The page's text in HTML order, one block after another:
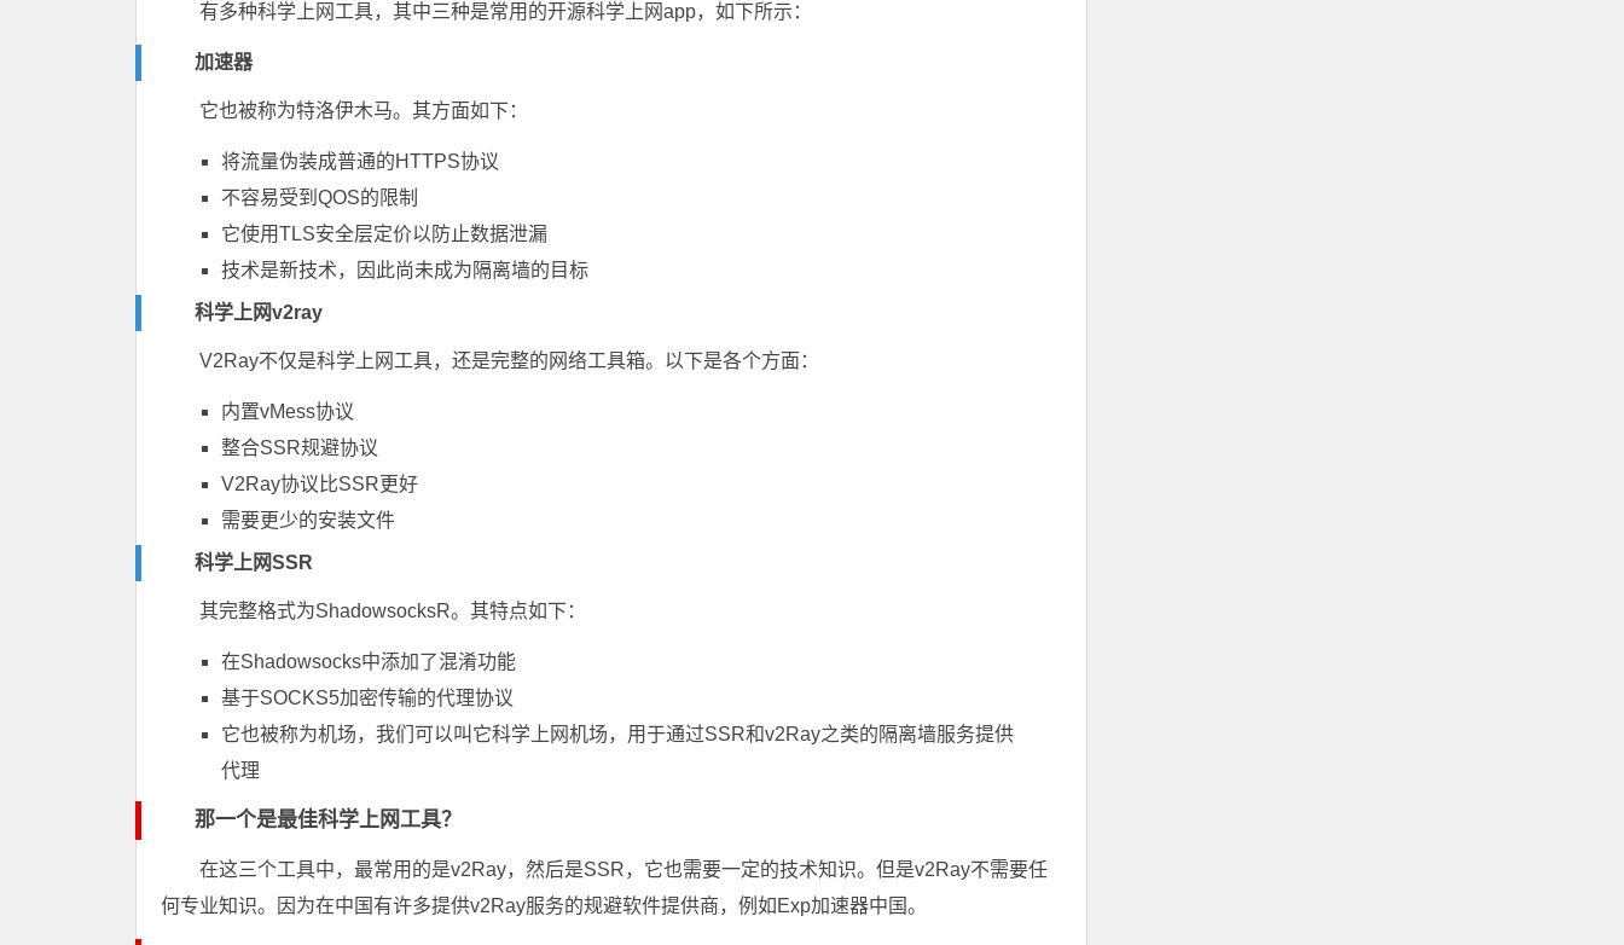
有多种科学上网工具，其中三种是常用的开源科学上网app，如下所示：
加速器
它也被称为特洛伊木马。其方面如下：
将流量伪装成普通的HTTPS协议
不容易受到QOS的限制
它使用TLS安全层定价以防止数据泄漏
技术是新技术，因此尚未成为隔离墙的目标
科学上网v2ray
V2Ray不仅是科学上网工具，还是完整的网络工具箱。以下是各个方面：
内置vMess协议
整合SSR规避协议
V2Ray协议比SSR更好
需要更少的安装文件
科学上网SSR
其完整格式为ShadowsocksR。其特点如下：
在Shadowsocks中添加了混淆功能
基于SOCKS5加密传输的代理协议
它也被称为机场，我们可以叫它科学上网机场，用于通过SSR和v2Ray之类的隔离墙服务提供
代理
那一个是最佳科学上网工具？
在这三个工具中，最常用的是v2Ray，然后是SSR，它也需要一定的技术知识。但是v2Ray不需要任
何专业知识。因为在中国有许多提供v2Ray服务的规避软件提供商，例如Exp加速器中国。